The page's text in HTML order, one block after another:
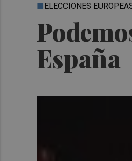
España
ELECCIONES